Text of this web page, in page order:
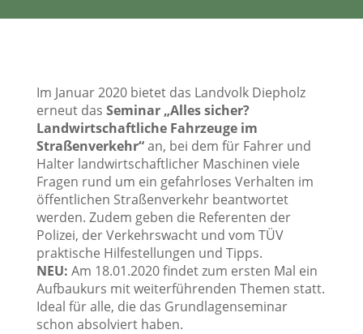
Im Januar 2020 bietet das Landvolk Diepholz
erneut das Seminar „Alles sicher?
Landwirtschaftliche Fahrzeuge im
Straßenverkehr“an, bei dem für Fahrer und
Halter landwirtschaftlicher Maschinen viele
Fragen rund um ein gefahrloses Verhalten im
öffentlichen Straßenverkehr beantwortet
werden. Zudem geben die Referenten der
Polizei, der Verkehrswacht und vom TÜV
praktische Hilfestellungen und Tipps.
NEU: Am 18.01.2020 findet zum ersten Mal ein
Aufbaukurs mit weiterführenden Themen statt.
Ideal für alle, die das Grundlagenseminar
schon absolviert haben.